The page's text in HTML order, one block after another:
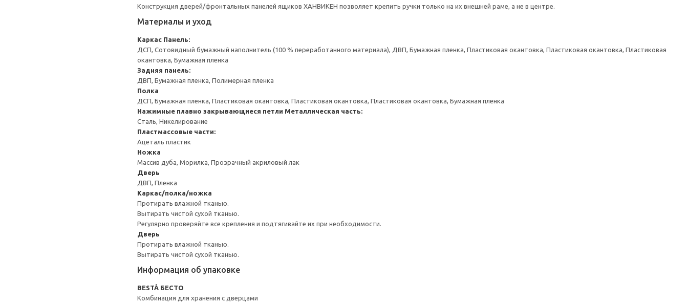
Конструкция дверей/фронтальных панелей ящиков ХАНВИКЕН позволяет крепить ручки только на их внешней раме, а не в центре.
Материалы и уход
Каркас Панель:
ДСП, Сотовидный бумажный наполнитель (100 % переработанного материала), ДВП, Бумажная пленка, Пластиковая окантовка, Пластиковая окантовка, Пластиковая
окантовка, Бумажная пленка
Задняя панель:
ДВП, Бумажная пленка, Полимерная пленка
Полка
ДСП, Бумажная пленка, Пластиковая окантовка, Пластиковая окантовка, Пластиковая окантовка, Бумажная пленка
Нажимные плавно закрывающиеся петли Металлическая часть:
Сталь, Никелирование
Пластмассовые части:
Ацеталь пластик
Ножка
Массив дуба, Морилка, Прозрачный акриловый лак
Дверь
ДВП, Пленка
Каркас/полка/ножка
Протирать влажной тканью.
Вытирать чистой сухой тканью.
Регулярно проверяйте все крепления и подтягивайте их при необходимости.
Дверь
Протирать влажной тканью.
Вытирать чистой сухой тканью.
Информация об упаковке
BESTÅ БЕСТО
Комбинация для хранения с дверцами